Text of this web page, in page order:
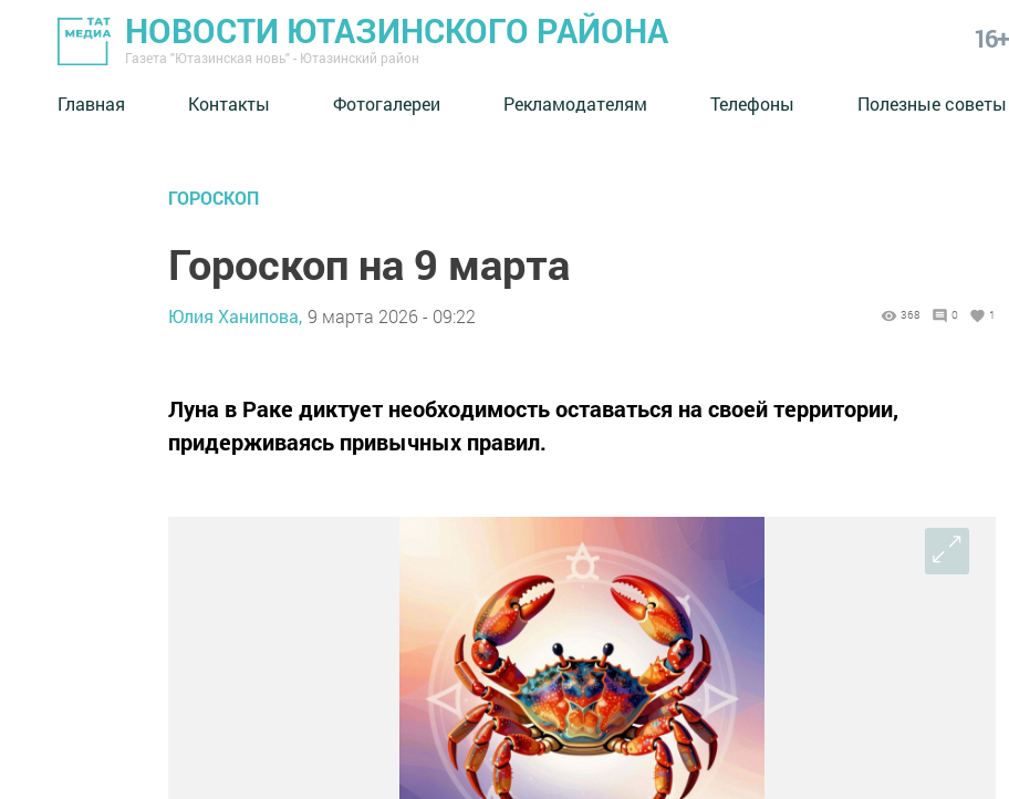
НОВОСТИ ЮТАЗИНСКОГО РАЙОНА
Газета "Ютазинская новь" - Ютазинский район
16+
Главная Контакты Фотогалереи Рекламодателям Телефоны Полезные советы
ГОРОСКОП
Гороскоп на 9 марта
Юлия Ханипова, 9 марта 2026 - 09:22 368 0 1
Луна в Раке диктует необходимость оставаться на своей территории,
придерживаясь привычных правил.